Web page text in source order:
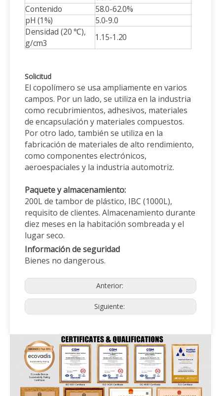
Contenido
58.0-62.0%
pH (1%) 5.0-9.0
Densidad (20 ℃),
g/cm3
1.15-1.20
Solicitud
El copolímero se usa ampliamente en varios
campos. Por un lado, se utiliza en la industria
como recubrimientos, adhesivos, materiales
de encapsulación y materiales compuestos.
Por otro lado, también se utiliza en la
fabricación de materiales de alto rendimiento,
como componentes electrónicos,
aeroespaciales y la industria automotriz.
Paquete yalmacenamiento:
200L de tambor de plástico, IBC (1000L),
requisito de clientes. Almacenamiento durante
diez meses en la habitación sombreada y el
lugar seco.
Información de seguridad
Bienes no dangerous.
Anterior:
Siguiente: